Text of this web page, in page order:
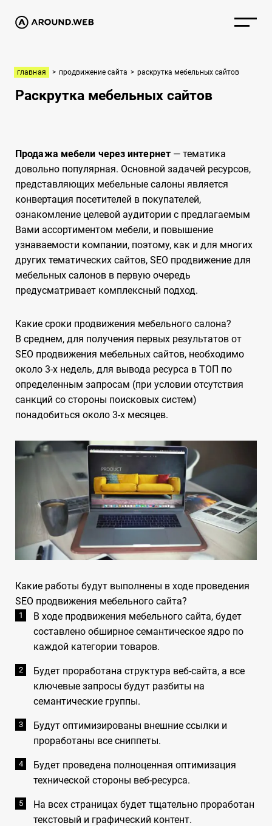
главная > продвижение сайта > раскрутка мебельных сайтов
Раскрутка мебельных сайтов
Продажа мебели через интернет— тематика
довольно популярная. Основной задачей ресурсов,
представляющих мебельные салоны является
конвертация посетителей в покупателей,
ознакомление целевой аудитории с предлагаемым
Вами ассортиментом мебели, и повышение
узнаваемости компании, поэтому, как и для многих
других тематических сайтов, SEO продвижение для
мебельных салонов в первую очередь
предусматривает комплексный подход.
Какие сроки продвижения мебельного салона?
В среднем, для получения первых результатов от
SEO продвижения мебельных сайтов, необходимо
около 3-х недель, для вывода ресурса в ТОП по
определенным запросам (при условии отсутствия
санкций со стороны поисковых систем)
понадобиться около 3-х месяцев.
Какие работы будут выполнены в ходе проведения
SEO продвижения мебельного сайта?
В ходе продвижения мебельного сайта, будет
составлено обширное семантическое ядро по
каждой категории товаров.
Будет проработана структура веб-сайта, а все
ключевые запросы будут разбиты на
семантические группы.
Будут оптимизированы внешние ссылки и
проработаны все сниппеты.
Будет проведена полноценная оптимизация
технической стороны веб-ресурса.
На всех страницах будет тщательно проработан
текстовый и графический контент.